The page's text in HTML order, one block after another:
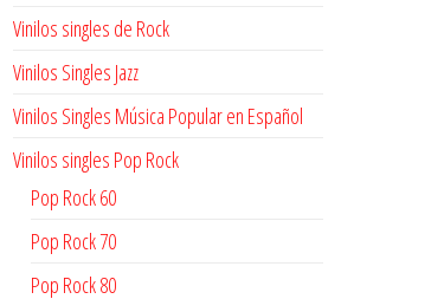
Vinilos singles de Rock
Vinilos Singles Jazz
Vinilos Singles Música Popular en Español
Vinilos singles Pop Rock
Pop Rock 60
Pop Rock 70
Pop Rock 80